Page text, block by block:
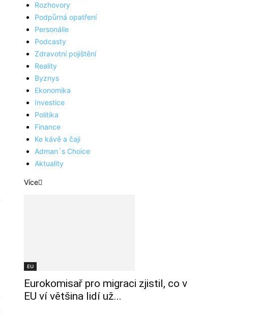
Rozhovory
Podpůrná opatření
Personálie
Podcasty
Zdravotní pojištění
Reality
Byznys
Ekonomika
Investice
Politika
Finance
Ke kávě a čaji
Adman´s Choice
Aktuality
Více
EU
Eurokomisař pro migraci zjistil, co v
EU ví většina lidí už...